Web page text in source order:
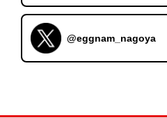
@eggnam_nagoya